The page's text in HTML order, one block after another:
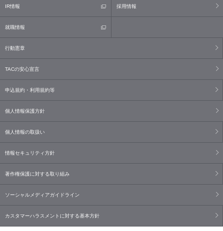
IR情報 採用情報
就職情報
行動憲章
TACの安心宣言
申込規約・利用規約等
個人情報保護方針
個人情報の取扱い
情報セキュリティ方針
著作権保護に対する取り組み
ソーシャルメディアガイドライン
カスタマーハラスメントに対する基本方針